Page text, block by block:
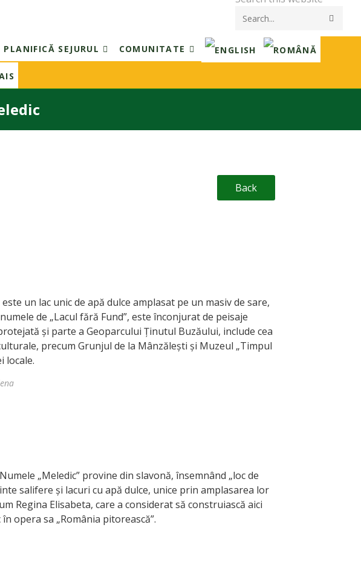
PLANIFICĂ SEJURUL COMUNITATE
Back
un lac unic de apă dulce amplasat pe un masiv de sare,
de „Lacul fără Fund”, este înconjurat de peisaje
și parte a Geoparcului Ținutul Buzăului, include cea
precum Grunjul de la Mânzălești și Muzeul „Timpul
locale.
„Meledic” provine din slavonă, însemnând „loc de
salifere și lacuri cu apă dulce, unice prin amplasarea lor
Regina Elisabeta, care a considerat să construiască aici
opera sa „România pitorească”.